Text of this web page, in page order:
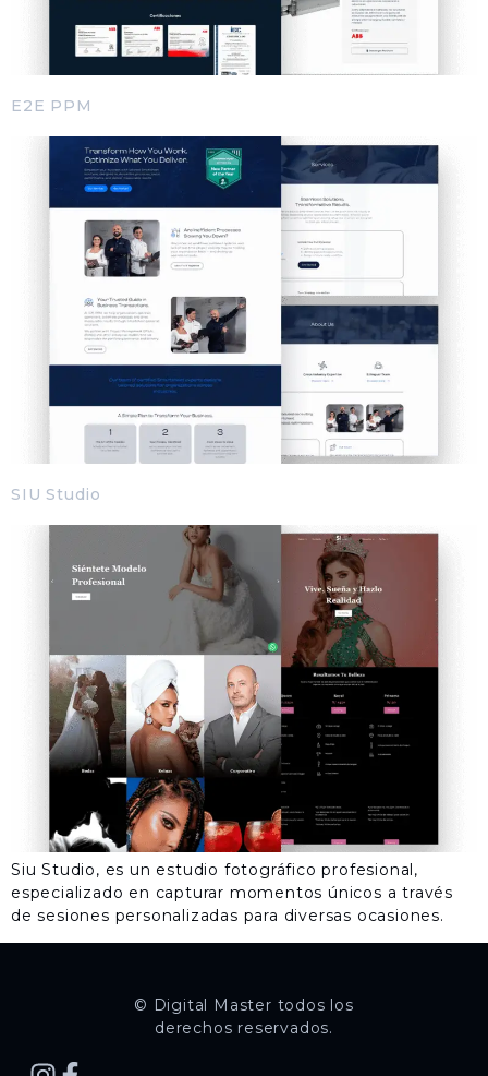
E2E PPM
SIU Studio
​Siu Studio, es un estudio fotográfico profesional,
especializado en capturar momentos únicos a través
de sesiones personalizadas para diversas ocasiones.
© Digital Master todos los
derechos reservados.